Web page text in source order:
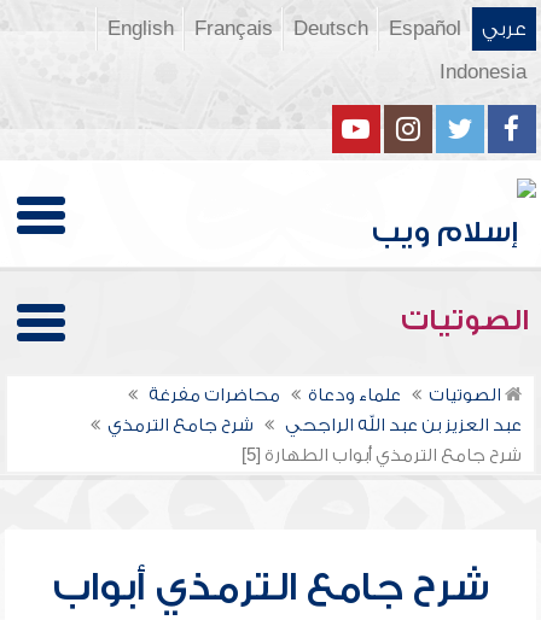
عربي Español
Deutsch
Français
English
Indonesia
الصوتيات
الصوتيات علماء ودعاة
محاضرات مفرغة
عبد العزيز بن عبد الله الراجحي
شرح جامع الترمذي
شرح جامع الترمذي أبواب الطهارة [5]
شرح جامع الترمذي أبواب